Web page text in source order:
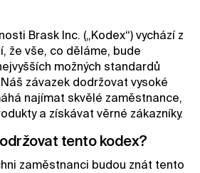
Brask Inc. („Kodex“) vychází z
že vše, co děláme, bude
možných standardů
závazek dodržovat vysoké
najímat skvělé zaměstnance,
a získávat věrné zákazníky.
tento kodex?
zaměstnanci budou znát tento